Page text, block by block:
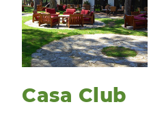
Casa Club